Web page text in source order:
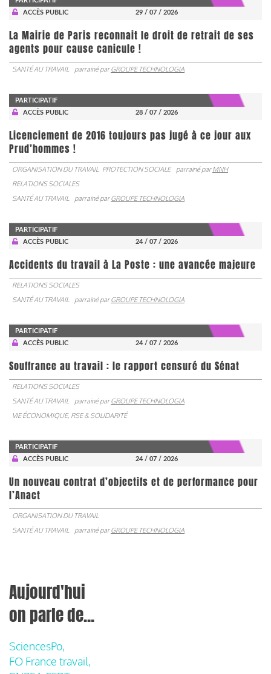
ACCÈS PUBLIC
29 / 07 / 2026
La Mairie de Paris reconnait le droit de retrait de ses
agents pour cause canicule !
SANTÉ AU TRAVAIL parrainé parGROUPE TECHNOLOGIA
PARTICIPATIF
ACCÈS PUBLIC
28 / 07 / 2026
Licenciement de 2016 toujours pas jugé à ce jour aux
Prud’hommes !
ORGANISATION DU TRAVAIL PROTECTION SOCIALE parrainé parMNH
RELATIONS SOCIALES
SANTÉ AU TRAVAIL
parrainé parGROUPE TECHNOLOGIA
PARTICIPATIF
ACCÈS PUBLIC
24 / 07 / 2026
Accidents du travail à La Poste : une avancée majeure
RELATIONS SOCIALES
SANTÉ AU TRAVAIL
parrainé parGROUPE TECHNOLOGIA
PARTICIPATIF
ACCÈS PUBLIC
24 / 07 / 2026
Souffrance au travail : le rapport censuré du Sénat
RELATIONS SOCIALES
SANTÉ AU TRAVAIL
parrainé parGROUPE TECHNOLOGIA
VIE ÉCONOMIQUE, RSE & SOLIDARITÉ
PARTICIPATIF
ACCÈS PUBLIC
24 / 07 / 2026
Un nouveau contrat d’objectifs et de performance pour
l’Anact
ORGANISATION DU TRAVAIL
SANTÉ AU TRAVAIL
parrainé parGROUPE TECHNOLOGIA
Aujourd'hui
on parle de...
SciencesPo,
FO France travail,